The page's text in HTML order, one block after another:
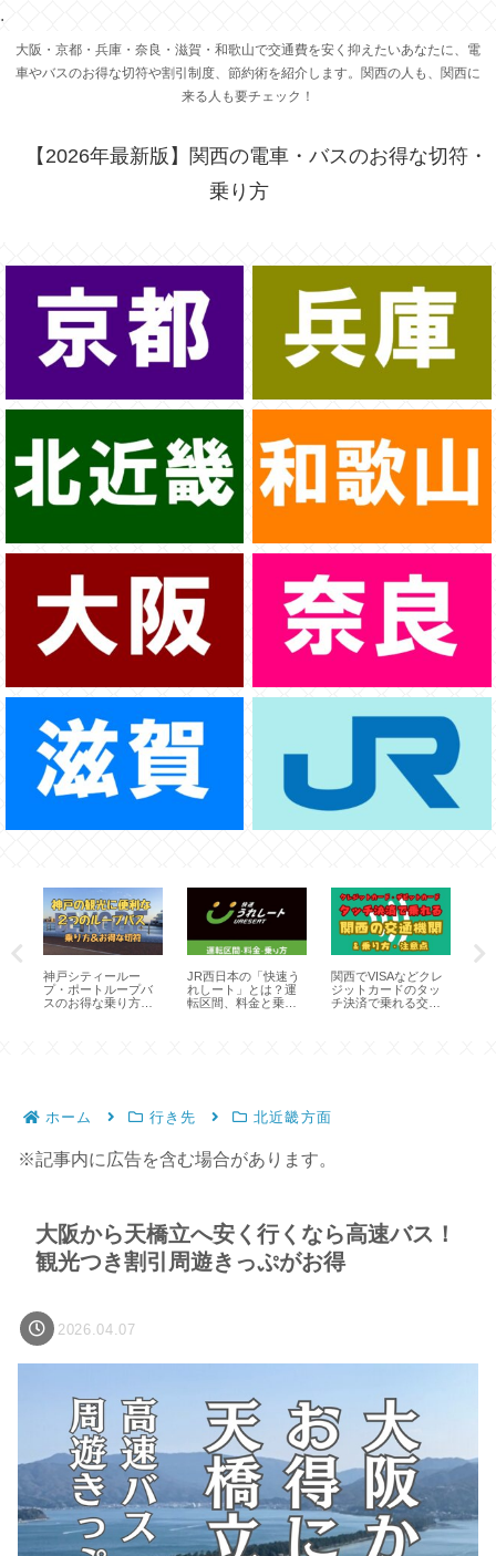
.
大阪・京都・兵庫・奈良・滋賀・和歌山で交通費を安く抑えたいあなたに、電
車やバスのお得な切符や割引制度、節約術を紹介します。関西の人も、関西に
来る人も要チェック！
【2026年最新版】関西の電車・バスのお得な切符・
乗り方
神戸シティールー
プ・ポートループバ
スのお得な乗り方・
JR西日本の「快速う
れしート」とは？運
転区間、料金と乗り
関西でVISAなどクレ
ジットカードのタッ
チ決済で乗れる交通
ホーム 行き先 北近畿方面
※記事内に広告を含む場合があります。
大阪から天橋立へ安く行くなら高速バス！
観光つき割引周遊きっぷがお得
2026.04.07